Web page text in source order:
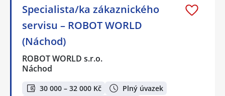
Specialista/ka zákaznického
servisu – ROBOT WORLD
(Náchod)
ROBOT WORLD s.r.o.
Náchod
30 000 – 32 000 Kč
Plný úvazek